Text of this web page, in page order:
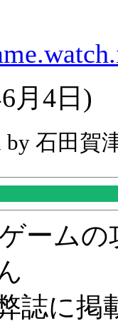
月4日)
by 石田賀
ーム
誌に掲